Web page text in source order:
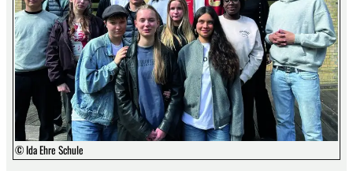
© Ida Ehre Schule